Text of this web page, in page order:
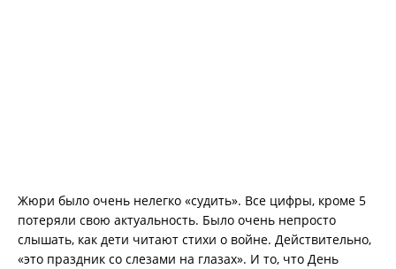
Жюри было очень нелегко «судить». Все цифры, кроме 5
потеряли свою актуальность. Было очень непросто
слышать, как дети читают стихи о войне. Действительно,
«это праздник со слезами на глазах». И то, что День